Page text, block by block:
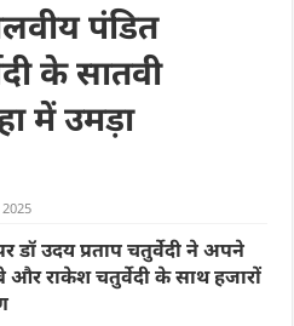
पंडित
के सातवी
में उमड़ा
उदय प्रताप चतुर्वेदी ने अपने
और राकेश चतुर्वेदी के साथ हजारों